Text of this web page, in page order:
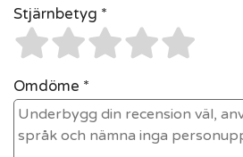
Stjärnbetyg *
Omdöme *